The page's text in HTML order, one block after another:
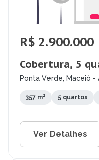
R$ 2.900.000
Cobertura, 5
Ponta Verde, Maceió -
357 m² 5 quartos
Ver Detalhes